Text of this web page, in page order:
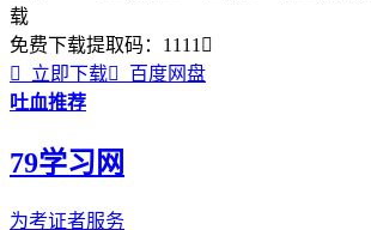
载
免费下载提取码： 1111 

立即下载
百度网盘
吐血推荐
79学习网
为考证者服务